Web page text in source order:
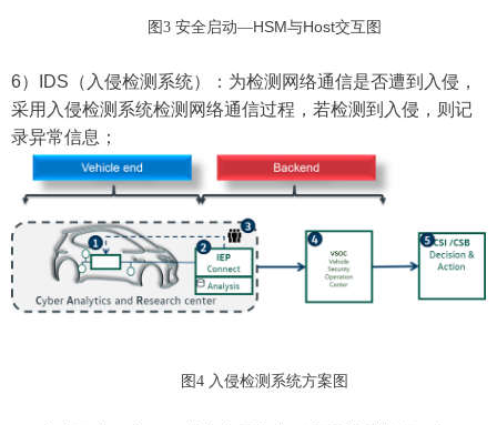
图3 安全启动—HSM与Host交互图
6） IDS （入侵检测系统）：为检测网络通信是否遭到入侵，
采用入侵检测系统检测网络通信过程，若检测到入侵，则记
录异常信息；
图4 入侵检测系统方案图